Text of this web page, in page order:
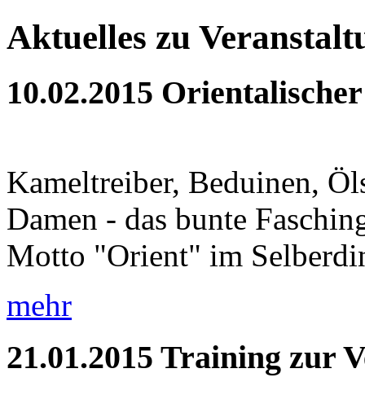
Aktuelles zu
10.02.2015
Kameltreiber, Beduinen,
Damen - das bunte
Motto "Orient" im
mehr
21.01.2015 Training zur